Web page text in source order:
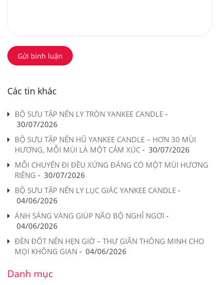
Gửi bình luận
Các tin khác
BỘ SƯU TẬP NẾN LY TRÒN YANKEE CANDLE -
30/07/2026
BỘ SƯU TẬP NẾN HŨ YANKEE CANDLE – HƠN 30 MÙI
HƯƠNG, MỖI MÙI LÀ MỘT CẢM XÚC - 30/07/2026
MỖI CHUYẾN ĐI ĐỀU XỨNG ĐÁNG CÓ MỘT MÙI HƯƠNG
RIÊNG - 30/07/2026
BỘ SƯU TẬP NẾN LY LỤC GIÁC YANKEE CANDLE -
04/06/2026
ÁNH SÁNG VÀNG GIÚP NÃO BỘ NGHỈ NGƠI -
04/06/2026
ĐÈN ĐỐT NẾN HẸN GIỜ – THƯ GIÃN THÔNG MINH CHO
MỌI KHÔNG GIAN - 04/06/2026
Danh mục